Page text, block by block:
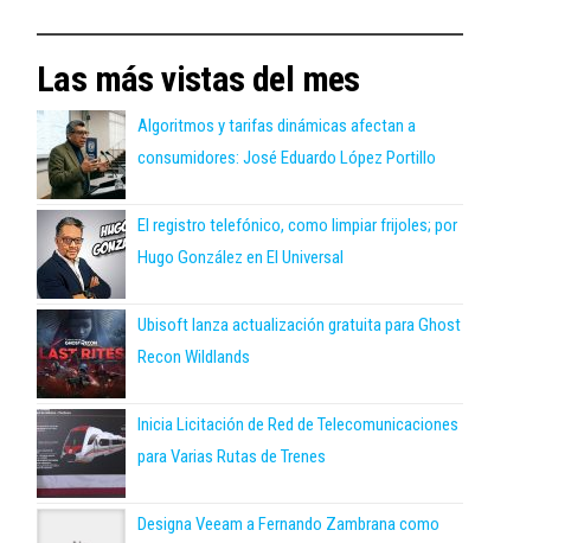
Las más vistas del mes
Algoritmos y tarifas dinámicas afectan a
consumidores: José Eduardo López Portillo
El registro telefónico, como limpiar frijoles; por
Hugo González en El Universal
Ubisoft lanza actualización gratuita para Ghost
Recon Wildlands
Inicia Licitación de Red de Telecomunicaciones
para Varias Rutas de Trenes
Designa Veeam a Fernando Zambrana como